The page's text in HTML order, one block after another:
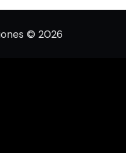
© 2026